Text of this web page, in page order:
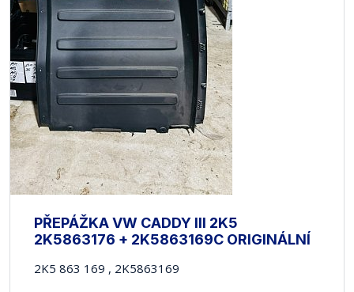
PŘEPÁŽKA VW CADDY III 2K5
2K5863176 + 2K5863169C ORIGINÁLNÍ
2K5 863 169 , 2K5863169